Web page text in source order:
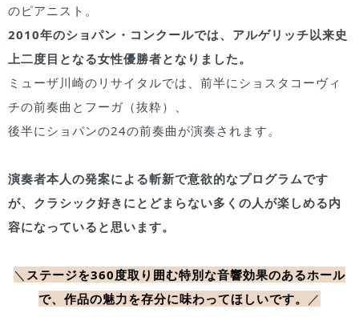
のピアニスト。
2010年のショパン・コンクールでは、アルゲリッチ以来史
上二度目となる女性優勝者となりました。
ミューザ川崎のリサイタルでは、前半にショスタコーヴィ
チの前奏曲とフーガ（抜粋）、
後半にショパンの24の前奏曲が演奏されます。
演奏者本人の発案による斬新で意欲的なプログラムです
が、クラシック好きにとどまらない多くの人が楽しめる内
容になっていると思います。
＼ ステージを360度取り囲む特別な音響効果のあるホール
で、作品の魅力を存分に味わってほしいです。 ／